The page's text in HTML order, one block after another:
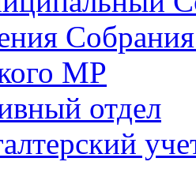
МР
отдел